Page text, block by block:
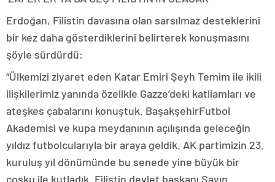
Erdoğan, Filistin davasına olan sarsılmaz desteklerini
bir kez daha gösterdiklerini belirterek konuşmasını
şöyle sürdürdü:
“Ülkemizi ziyaret eden Katar Emiri Şeyh Temim ile ikili
ilişkilerimiz yanında özelikle Gazze’deki katliamları ve
ateşkes çabalarını konuştuk. BaşakşehirFutbol
Akademisi ve kupa meydanının açılışında geleceğin
yıldız futbolcularıyla bir araya geldik. AK partimizin 23.
kuruluş yıl dönümünde bu senede yine büyük bir
coşku ile kutladık. Filistin devlet başkanı Sayın